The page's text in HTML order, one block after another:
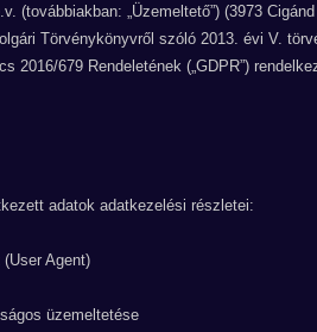
(továbbiakban: „Üzemeltető”) (3973
Törvénykönyvről szóló 2013. évi V.
2016/679 Rendeletének („GDPR”)
adatok adatkezelési részletei:
Agent)
üzemeltetése